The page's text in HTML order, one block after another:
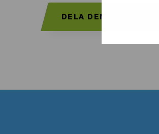
DELA DEN HÄR SIDAN: